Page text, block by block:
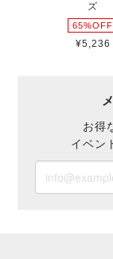
ズ
65%OFF
¥5,236
お得
イベン